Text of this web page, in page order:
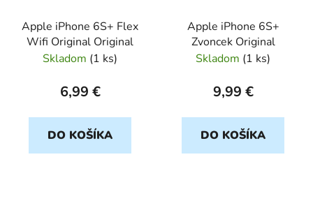
Apple iPhone 6S+ Flex
Wifi Original Original
Skladom (1 ks)
6,99 €
DO KOŠÍKA
Apple iPhone 6S+
Zvoncek Original
Skladom (1 ks)
9,99 €
DO KOŠÍKA